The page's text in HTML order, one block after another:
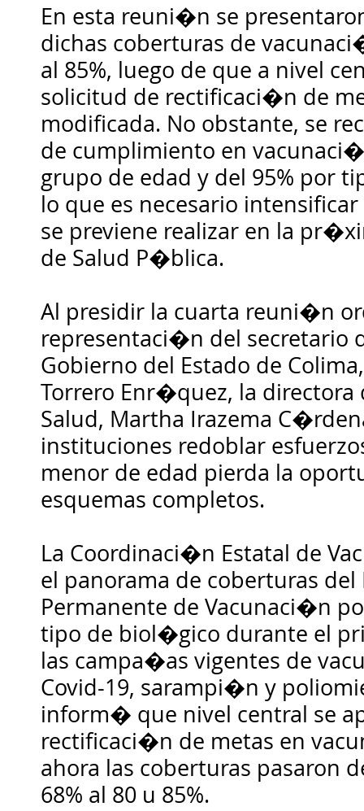
En esta reuni�n se
dichas coberturas de
al 85%, luego de que a nivel
solicitud de rectificaci�n de
modificada. No obstante, se
de cumplimiento en
grupo de edad y del 95% por
lo que es necesario
se previene realizar en la
de Salud P�blica.
Al presidir la cuarta reuni�n
representaci�n del secretario
Gobierno del Estado de
Torrero Enr�quez, la directora
Salud, Martha Irazema
instituciones redoblar
menor de edad pierda la
esquemas completos.
La Coordinaci�n Estatal de
el panorama de coberturas del
Permanente de Vacunaci�n
tipo de biol�gico durante el
las campa�as vigentes de
Covid-19, sarampi�n y
inform� que nivel central se
rectificaci�n de metas en
ahora las coberturas pasaron
68% al 80 u 85%.